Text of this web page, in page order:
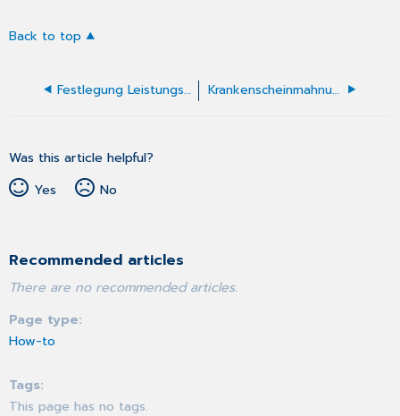
Back to top
Festlegung Leistungsgruppen Krankenscheinmahnung
Was this article helpful?
Yes
No
Recommended articles
There are no recommended articles.
Page type
How-to
Tags
This page has no tags.